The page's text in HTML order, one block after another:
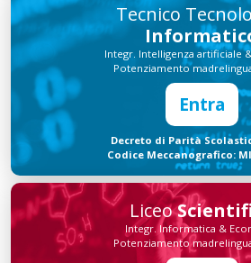
Tecnico
Integr. Intelligenza artificiale
Potenziamento
Entra
Decreto di Parità
Codice Meccanografico:
Liceo
Integr. Informatica &
Potenziamento